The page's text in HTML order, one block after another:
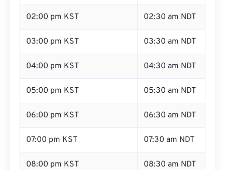
02:00 pm KST 02:30 am NDT
03:00 pm KST 03:30 am NDT
04:00 pm KST 04:30 am NDT
05:00 pm KST 05:30 am NDT
06:00 pm KST 06:30 am NDT
07:00 pm KST 07:30 am NDT
08:00 pm KST 08:30 am NDT